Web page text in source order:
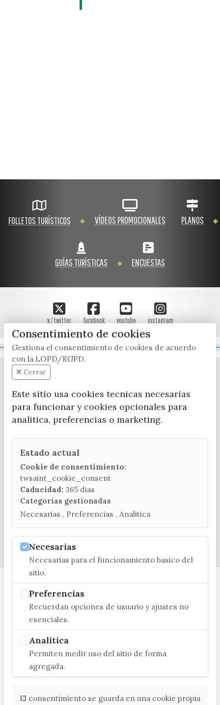
FOLLETOS TURÍSTICOS VÍDEOS PROMOCIONALES PLANOS
GUÍAS TURÍSTICAS ENCUESTAS
x / twitter facebook youtube instagram
Mapa Web
(+34) 952 541 104
turismo@velezmalaga.es
C/ Poniente, 2. CP 29740 - Torre del Mar
© EXCMO. AYUNTAMIENTO DE VÉLEZ-MÁLAGA
Consentimiento de cookies
Gestiona el consentimiento de cookies de acuerdo
con la LOPD/RGPD.
Cerrar
Este sitio usa cookies tecnicas necesarias
para funcionar y cookies opcionales para
analitica, preferencias o marketing.
Estado actual
Cookie de consentimiento:
twsaint_cookie_consent
Caducidad: 365 dias
Categorias gestionadas
Necesarias , Preferencias , Analitica
Necesarias
Necesarias para el funcionamiento basico del
sitio.
Preferencias
Recuerdan opciones de usuario y ajustes no
esenciales.
Analitica
Permiten medir uso del sitio de forma
agregada.
El consentimiento se guarda en una cookie propia